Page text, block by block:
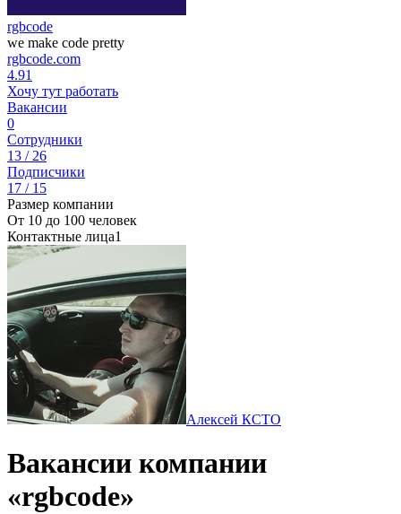
rgbcode
we make code pretty
rgbcode.com
4.91
Хочу тут работать
Вакансии
0
Сотрудники
13 / 26
Подписчики
17 / 15
Размер компании
От 10 до 100 человек
Контактные лица1
Алексей КCTO
Вакансии компании
«rgbcode»